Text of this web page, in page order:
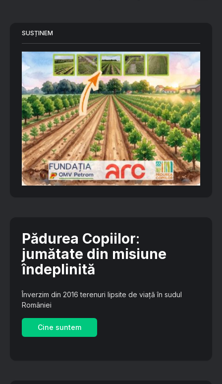
SUSȚINEM
Pădurea Copiilor:
jumătate din misiune
îndeplinită
Înverzim din 2016 terenuri lipsite de viață în sudul
României
Cine suntem